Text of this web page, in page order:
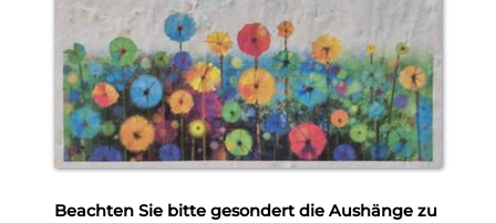
Beachten Sie bitte gesondert die Aushänge zu